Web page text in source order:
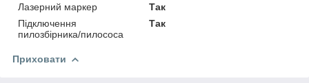
Лазерний маркер
Так
Підключення
пилозбірника/пилососа
Так
Приховати